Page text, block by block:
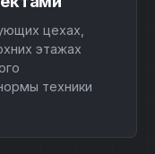
цехах,
этажах
техники